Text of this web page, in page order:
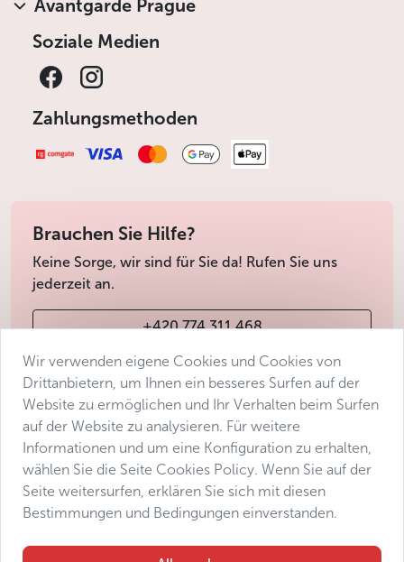
Avantgarde Prague
Soziale Medien
Zahlungsmethoden
Brauchen Sie Hilfe?
Keine Sorge, wir sind für Sie da! Rufen Sie uns
jederzeit an.
+420 774 311 468
info@avantgarde-prague.cz
Geschäftsbedingungen
Datenschutz
Barrierefreiheitserklärung
Manage consent
Wir verwenden eigene Cookies und Cookies von
Drittanbietern, um Ihnen ein besseres Surfen auf der
Website zu ermöglichen und Ihr Verhalten beim Surfen
auf der Website zu analysieren. Für weitere
Informationen und um eine Konfiguration zu erhalten,
wählen Sie die Seite Cookies Policy. Wenn Sie auf der
Seite weitersurfen, erklären Sie sich mit diesen
Bestimmungen und Bedingungen einverstanden.